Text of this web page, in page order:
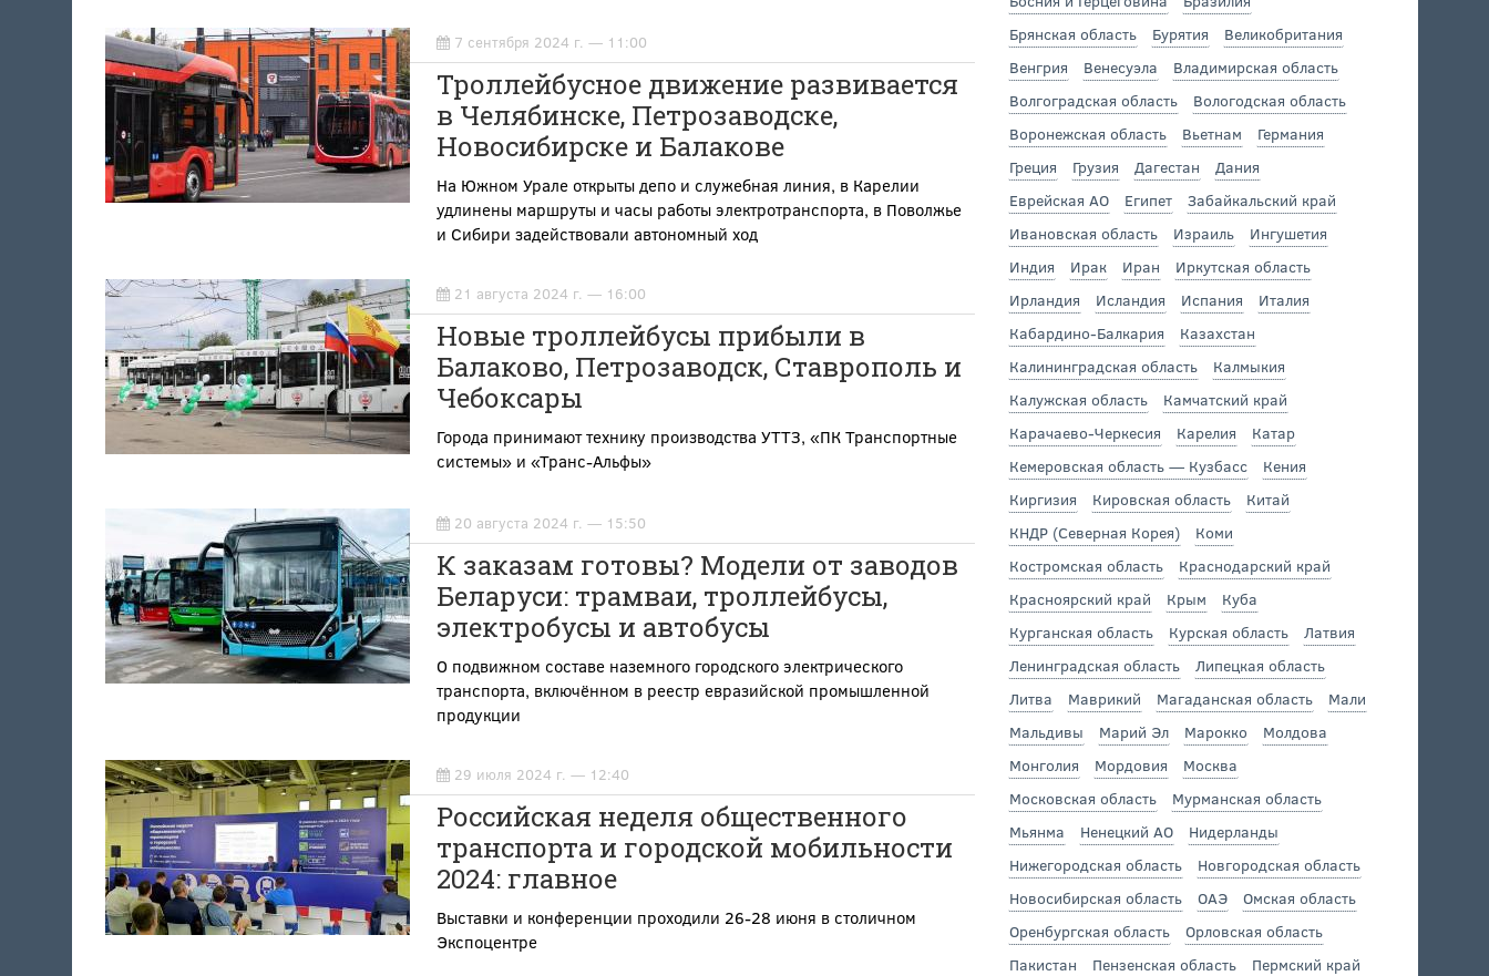
7 сентября 2024 г. — 11:00
Троллейбусное движение развивается
в Челябинске, Петрозаводске,
Новосибирске и Балакове
На Южном Урале открыты депо и служебная линия, в Карелии
удлинены маршруты и часы работы электротранспорта, в Поволжье
и Сибири задействовали автономный ход
21 августа 2024 г. — 16:00
Новые троллейбусы прибыли в
Балаково, Петрозаводск, Ставрополь и
Чебоксары
Города принимают технику производства УТТЗ, «ПК Транспортные
системы» и «Транс-Альфы»
20 августа 2024 г. — 15:50
К заказам готовы? Модели от заводов
Беларуси: трамваи, троллейбусы,
электробусы и автобусы
О подвижном составе наземного городского электрического
транспорта, включённом в реестр евразийской промышленной
продукции
29 июля 2024 г. — 12:40
Российская неделя общественного
транспорта и городской мобильности
2024: главное
Выставки и конференции проходили 26-28 июня в столичном
Экспоцентре
Брянская область
Бурятия
Великобритания
Венгрия
Венесуэла
Владимирская область
Волгоградская область
Вологодская область
Воронежская область
Вьетнам
Германия
Греция
Грузия Дагестан
Дания
Еврейская АО
Египет
Забайкальский край
Ивановская область
Израиль
Ингушетия
Индия
Ирак Иран
Иркутская область
Ирландия
Исландия Испания
Италия
Кабардино-Балкария
Казахстан
Калининградская область
Калмыкия
Калужская область
Камчатский край
Карачаево-Черкесия
Карелия
Катар
Кемеровская область — Кузбасс
Кения
Киргизия
Кировская область
Китай
КНДР (Северная Корея)
Коми
Костромская область
Краснодарский край
Красноярский край
Крым
Куба
Курганская область
Курская область
Латвия
Ленинградская область
Липецкая область
Литва
Маврикий Магаданская область
Мали
Мальдивы
Марий Эл Марокко
Молдова
Монголия
Мордовия
Москва
Московская область
Мурманская область
Мьянма
Ненецкий АО
Нидерланды
Нижегородская область
Новгородская область
Новосибирская область
ОАЭ
Омская область
Оренбургская область
Орловская область
Пакистан
Пензенская область
Пермский край